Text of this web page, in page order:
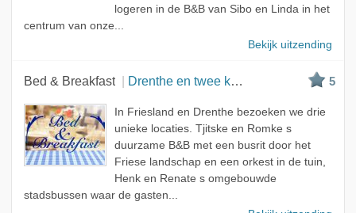
logeren in de B&B van Sibo en Linda in het
centrum van onze...
Bekijk uitzending
Bed & Breakfast Drenthe en twee keer Friesland 5
In Friesland en Drenthe bezoeken we drie
unieke locaties. Tjitske en Romke s
duurzame B&B met een busrit door het
Friese landschap en een orkest in de tuin,
Henk en Renate s omgebouwde
stadsbussen waar de gasten...